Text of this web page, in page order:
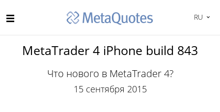
RU
MetaTrader 4 iPhone build 843
Что нового в MetaTrader 4?
15 сентября 2015